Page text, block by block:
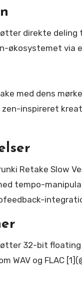
direkte
økosystemet via
med dens
zen-inspireret
Retake Slow
tempo-
32-bit
WAV og FLAC